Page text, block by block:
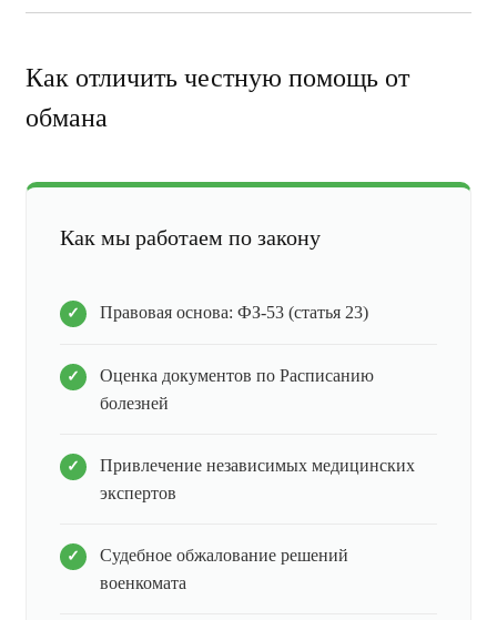
Как отличить честную помощь от
обмана
Как мы работаем по закону
Правовая основа: ФЗ-53 (статья 23)
Оценка документов по Расписанию
болезней
Привлечение независимых медицинских
экспертов
Судебное обжалование решений
военкомата